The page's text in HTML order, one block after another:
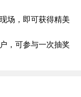
场，即可获得精美
，可参与一次抽奖